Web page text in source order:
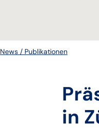
News / Publikationen
in